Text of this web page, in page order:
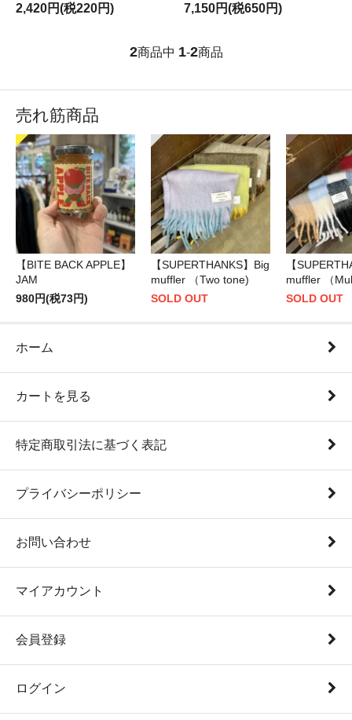
2,420円(税220円)
7,150円(税650円)
2商品中 1-2商品
売れ筋商品
【BITE BACK APPLE】
JAM
980円(税73円)
【SUPERTHANKS】Big
muffler （Two tone)
SOLD OUT
【
muffler （
SOLD OUT
ホーム
カートを見る
特定商取引法に基づく表記
プライバシーポリシー
お問い合わせ
マイアカウント
会員登録
ログイン